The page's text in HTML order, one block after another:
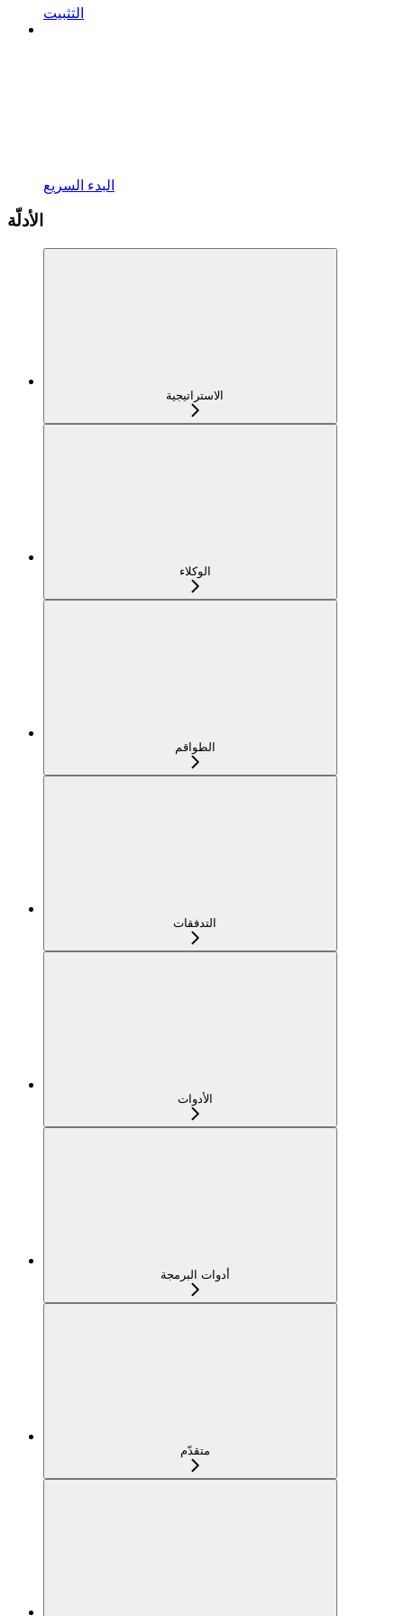
التثبيت
البدء السريع
الأدلّة
الاستراتيجية
الوكلاء
الطواقم
التدفقات
الأدوات
أدوات البرمجة
متقدّم